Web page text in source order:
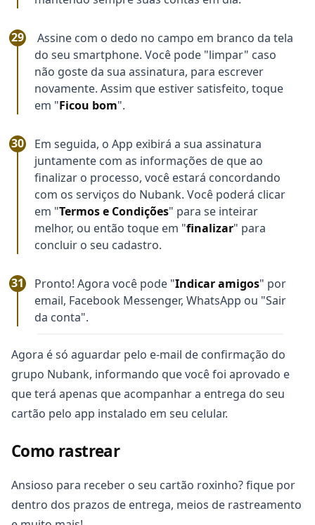
Assine com o dedo no campo em branco da tela
do seu smartphone. Você pode "limpar" caso
não goste da sua assinatura, para escrever
novamente. Assim que estiver satisfeito, toque
em "Ficou bom".
Em seguida, o App exibirá a sua assinatura
juntamente com as informações de que ao
finalizar o processo, você estará concordando
com os serviços do Nubank. Você poderá clicar
em "Termos e Condições" para se inteirar
melhor, ou então toque em "finalizar" para
concluir o seu cadastro.
Pronto! Agora você pode "Indicar amigos" por
email, Facebook Messenger, WhatsApp ou "Sair
da conta".
Agora é só aguardar pelo e-mail de confirmação do
grupo Nubank, informando que você foi aprovado e
que terá apenas que acompanhar a entrega do seu
cartão pelo app instalado em seu celular.
Como rastrear
Ansioso para receber o seu cartão roxinho? fique por
dentro dos prazos de entrega, meios de rastreamento